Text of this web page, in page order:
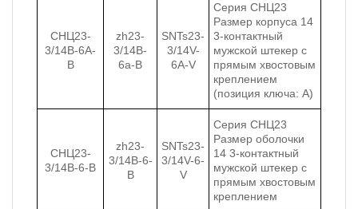
СНЦ23-
3/14В-6А-
В
zh23-
3/14B-
6a-B
SNTs23-
3/14V-
6A-V
Серия СНЦ23
Размер корпуса 14
3-контактный
мужской штекер с
прямым хвостовым
креплением
(позиция ключа: A)
СНЦ23-
3/14В-6-В
zh23-
3/14B-6-
B
SNTs23-
3/14V-6-
V
Серия СНЦ23
Размер оболочки
14 3-контактный
мужской штекер с
прямым хвостовым
креплением